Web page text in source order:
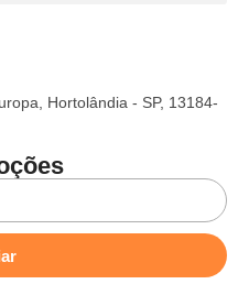
Hortolândia - SP, 13184-